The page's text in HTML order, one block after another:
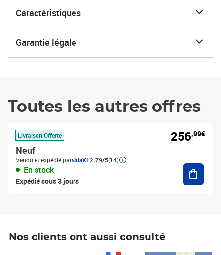
Caractéristiques
Garantie légale
Toutes les autres offres
Livraison Offerte
Neuf
Vendu et expédié parvidaXL 2.79/5(14)
En stock
Expédié sous 3 jours
256,99€
Nos clients ont aussi consulté